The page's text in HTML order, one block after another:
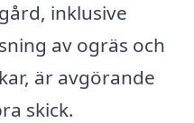
inklusive
av ogräs och
är avgörande
skick.